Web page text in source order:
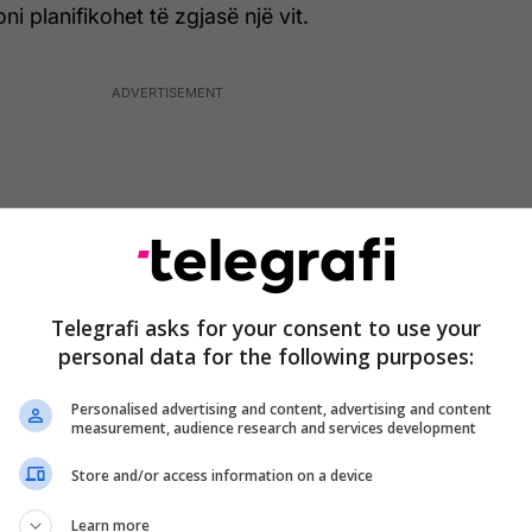
planifikohet të zgjasë një vit.
në mes të këtyre dy shteteve është shfrytëzuar
për të kaluar migrantët në Maqedoni
Telegrafi asks for your consent to use your
personal data for the following purposes:
Personalised advertising and content, advertising and content
measurement, audience research and services development
Store and/or access information on a device
Learn more